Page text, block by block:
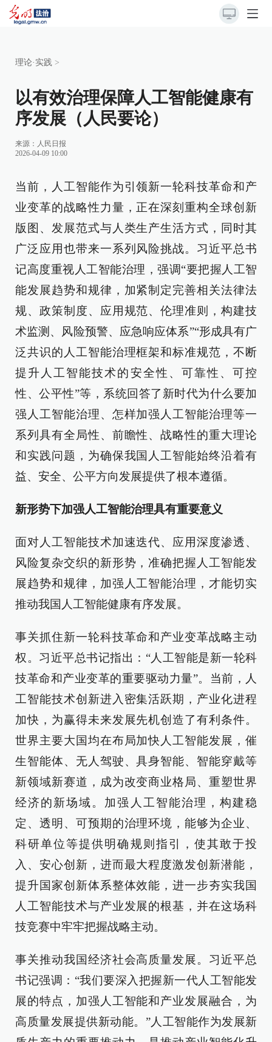
理论·实践 >
以有效治理保障人工智能健康有
序发展（人民要论）
来源： 人民日报
2026-04-09 10:00
当前，人工智能作为引领新一轮科技革命和产
业变革的战略性力量，正在深刻重构全球创新
版图、发展范式与人类生产生活方式，同时其
广泛应用也带来一系列风险挑战。习近平总书
记高度重视人工智能治理，强调“要把握人工智
能发展趋势和规律，加紧制定完善相关法律法
规、政策制度、应用规范、伦理准则，构建技
术监测、风险预警、应急响应体系”“形成具有广
泛共识的人工智能治理框架和标准规范，不断
提升人工智能技术的安全性、可靠性、可控
性、公平性”等，系统回答了新时代为什么要加
强人工智能治理、怎样加强人工智能治理等一
系列具有全局性、前瞻性、战略性的重大理论
和实践问题，为确保我国人工智能始终沿着有
益、安全、公平方向发展提供了根本遵循。
新形势下加强人工智能治理具有重要意义
面对人工智能技术加速迭代、应用深度渗透、
风险复杂交织的新形势，准确把握人工智能发
展趋势和规律，加强人工智能治理，才能切实
推动我国人工智能健康有序发展。
事关抓住新一轮科技革命和产业变革战略主动
权。习近平总书记指出：“人工智能是新一轮科
技革命和产业变革的重要驱动力量”。当前，人
工智能技术创新进入密集活跃期，产业化进程
加快，为赢得未来发展先机创造了有利条件。
世界主要大国均在布局加快人工智能发展，催
生智能体、无人驾驶、具身智能、智能穿戴等
新领域新赛道，成为改变商业格局、重塑世界
经济的新场域。加强人工智能治理，构建稳
定、透明、可预期的治理环境，能够为企业、
科研单位等提供明确规则指引，使其敢于投
入、安心创新，进而最大程度激发创新潜能，
提升国家创新体系整体效能，进一步夯实我国
人工智能技术与产业发展的根基，并在这场科
技竞赛中牢牢把握战略主动。
事关推动我国经济社会高质量发展。习近平总
书记强调：“我们要深入把握新一代人工智能发
展的特点，加强人工智能和产业发展融合，为
高质量发展提供新动能。”人工智能作为发展新